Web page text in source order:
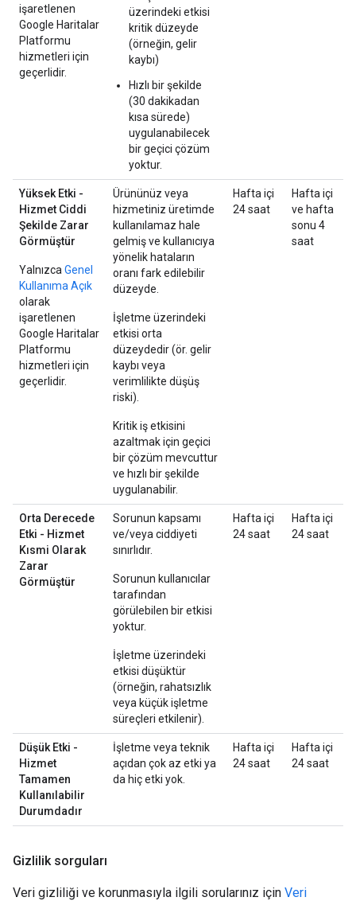
işaretlenen
Google Haritalar
Platformu
hizmetleri için
geçerlidir.
üzerindeki etkisi
kritik düzeyde
(örneğin, gelir
kaybı)
Hızlı bir şekilde
(30 dakikadan
kısa sürede)
uygulanabilecek
bir geçici çözüm
yoktur.
Yüksek Etki -
Hizmet Ciddi
Şekilde Zarar
Görmüştür
Yalnızca Genel
Kullanıma Açık
olarak
işaretlenen
Google Haritalar
Platformu
hizmetleri için
geçerlidir.
Ürününüz veya
hizmetiniz üretimde
kullanılamaz hale
gelmiş ve kullanıcıya
yönelik hataların
oranı fark edilebilir
düzeyde.
İşletme üzerindeki
etkisi orta
düzeydedir (ör. gelir
kaybı veya
verimlilikte düşüş
riski).
Kritik iş etkisini
azaltmak için geçici
bir çözüm mevcuttur
ve hızlı bir şekilde
uygulanabilir.
Hafta içi
24 saat
Hafta içi
ve hafta
sonu 4
saat
Orta Derecede
Etki - Hizmet
Kısmi Olarak
Zarar
Görmüştür
Sorunun kapsamı
ve/veya ciddiyeti
sınırlıdır.
Sorunun kullanıcılar
tarafından
görülebilen bir etkisi
yoktur.
İşletme üzerindeki
etkisi düşüktür
(örneğin, rahatsızlık
veya küçük işletme
süreçleri etkilenir).
Hafta içi
24 saat
Hafta içi
24 saat
Düşük Etki -
Hizmet
Tamamen
Kullanılabilir
Durumdadır
İşletme veya teknik
açıdan çok az etki ya
da hiç etki yok.
Hafta içi
24 saat
Hafta içi
24 saat
Gizlilik sorguları
Veri gizliliği ve korunmasıyla ilgili sorularınız için Veri